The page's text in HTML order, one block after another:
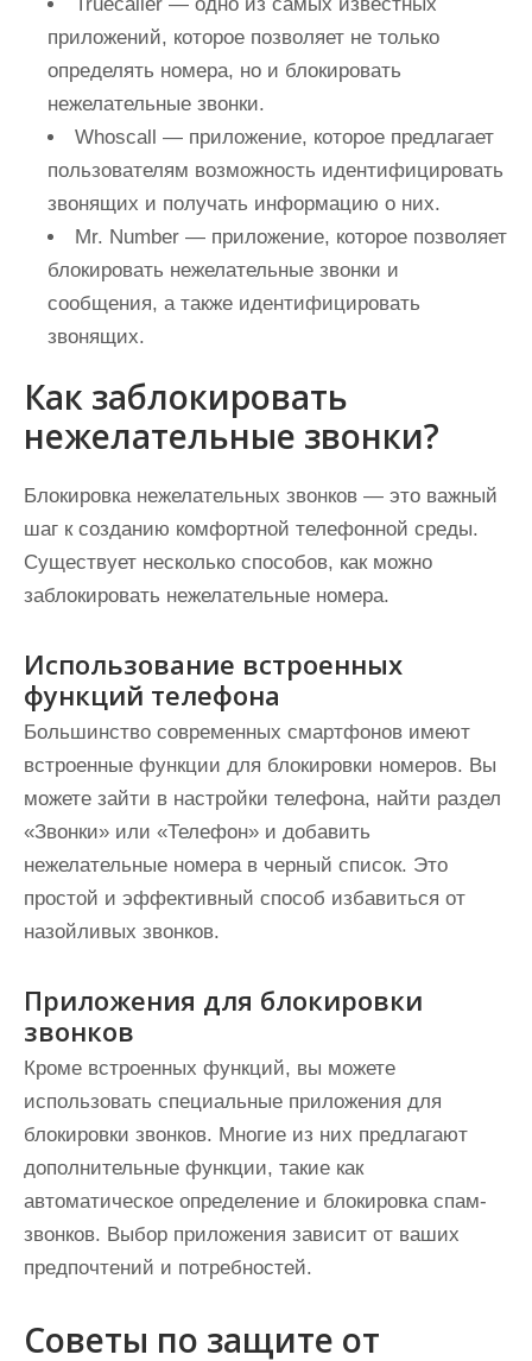
приложений, которое позволяет не только
определять номера, но и блокировать
нежелательные звонки.
Whoscall — приложение, которое предлагает
пользователям возможность идентифицировать
звонящих и получать информацию о них.
Mr. Number — приложение, которое позволяет
блокировать нежелательные звонки и
сообщения, а также идентифицировать
звонящих.
Как заблокировать
нежелательные звонки?
Блокировка нежелательных звонков — это важный
шаг к созданию комфортной телефонной среды.
Существует несколько способов, как можно
заблокировать нежелательные номера.
Использование встроенных
функций телефона
Большинство современных смартфонов имеют
встроенные функции для блокировки номеров. Вы
можете зайти в настройки телефона, найти раздел
«Звонки» или «Телефон» и добавить
нежелательные номера в черный список. Это
простой и эффективный способ избавиться от
назойливых звонков.
Приложения для блокировки
звонков
Кроме встроенных функций, вы можете
использовать специальные приложения для
блокировки звонков. Многие из них предлагают
дополнительные функции, такие как
автоматическое определение и блокировка спам-
звонков. Выбор приложения зависит от ваших
предпочтений и потребностей.
Советы по защите от